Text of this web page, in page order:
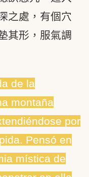
之處，有個穴
其形，服氣調
de la
montaña
por
Pensó en
mística de